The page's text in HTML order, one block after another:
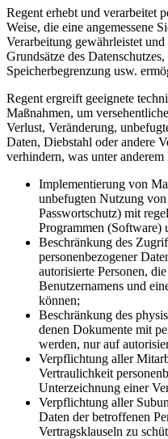
Regent erhebt und verarbeitet
Weise, die eine angemessene
Verarbeitung gewährleistet
Grundsätze des
Speicherbegrenzung usw.
Regent ergreift geeignete
Maßnahmen, um
Verlust, Veränderung,
Daten, Diebstahl oder andere
verhindern, was unter anderem
Implementierung von
unbefugten Nutzung
Passwortschutz) mit
Programmen (Software)
Beschränkung des
personenbezogener
autorisierte Personen,
Benutzernamens und
können;
Beschränkung des
denen Dokumente mit
werden, nur auf
Verpflichtung aller
Vertraulichkeit
Unterzeichnung einer
Verpflichtung aller
Daten der betroffenen
Vertragsklauseln zu